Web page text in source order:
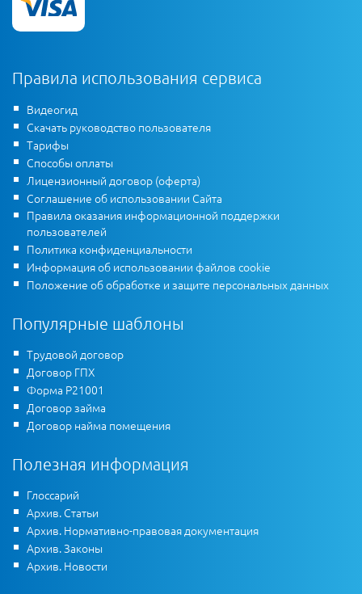
Правила использования сервиса
Видеогид
Скачать руководство пользователя
Тарифы
Способы оплаты
Лицензионный договор (оферта)
Соглашение об использовании Сайта
Правила оказания информационной поддержки
пользователей
Политика конфиденциальности
Информация об использовании файлов cookie
Положение об обработке и защите персональных данных
Популярные шаблоны
Трудовой договор
Договор ГПХ
Форма Р21001
Договор займа
Договор найма помещения
Полезная информация
Глоссарий
Архив. Статьи
Архив. Нормативно-правовая документация
Архив. Законы
Архив. Новости